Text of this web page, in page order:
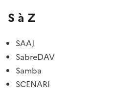
S à Z
SAAJ
SabreDAV
Samba
SCENARI